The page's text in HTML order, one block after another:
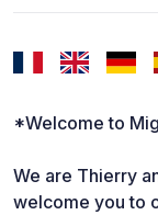
*Welcome to
We are Thierry
welcome you to